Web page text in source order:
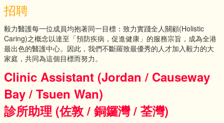
招聘
毅力醫護每一位成員均抱著同一目標：致力實踐全人關顧(Holistic
Caring)之概念以達至「預防疾病，促進健康」的服務宗旨，成為全港
最出色的醫護中心。因此，我們不斷羅致最優秀的人才加入毅力的大
家庭，共同為這個目標而努力。
Clinic Assistant (Jordan / Causeway
Bay / Tsuen Wan)
診所助理 (佐敦 / 銅鑼灣 / 荃灣)